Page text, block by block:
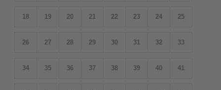
18 19 20 21 22 23 24 25
26 27 28 29 30 31 32 33
34 35 36 37 38 39 40 41